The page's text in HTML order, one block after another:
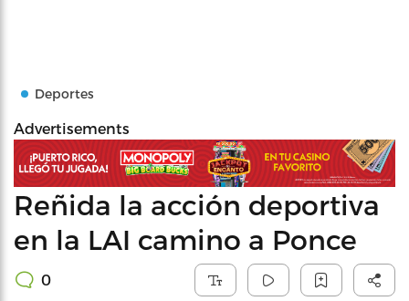
Deportes
Advertisements
Reñida la acción deportiva
en la LAI camino a Ponce
0